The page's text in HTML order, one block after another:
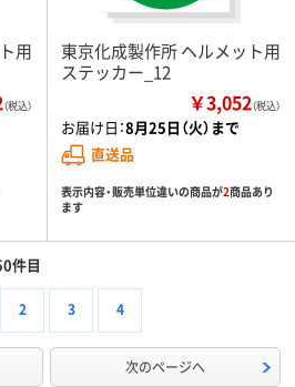
用
（税込）
東京化成製作所 ヘルメット用
ステッカー_12
￥3,052（税込）
お届け日：8月25日（火）まで
直送品
表示内容・販売単位違いの商品が2商品あり
ます
件目
2 3 4
次のページへ